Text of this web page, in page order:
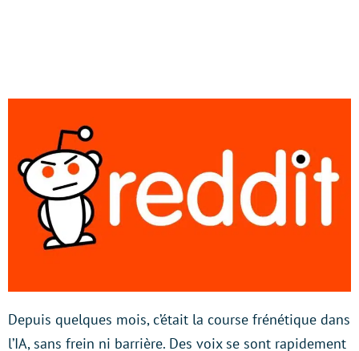
Depuis quelques mois, c’était la course frénétique dans
l’IA, sans frein ni barrière. Des voix se sont rapidement